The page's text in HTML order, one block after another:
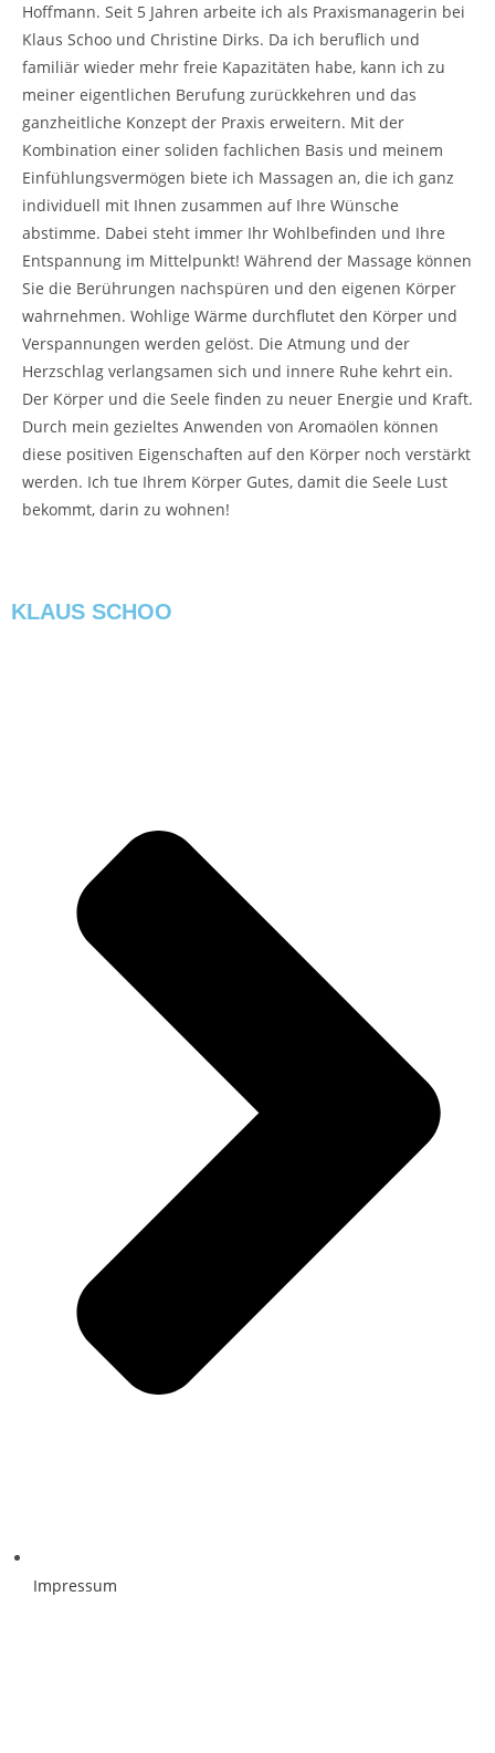
Hoffmann. Seit 5 Jahren arbeite ich als Praxismanagerin bei
Klaus Schoo und Christine Dirks. Da ich beruflich und
familiär wieder mehr freie Kapazitäten habe, kann ich zu
meiner eigentlichen Berufung zurückkehren und das
ganzheitliche Konzept der Praxis erweitern. Mit der
Kombination einer soliden fachlichen Basis und meinem
Einfühlungsvermögen biete ich Massagen an, die ich ganz
individuell mit Ihnen zusammen auf Ihre Wünsche
abstimme. Dabei steht immer Ihr Wohlbefinden und Ihre
Entspannung im Mittelpunkt! Während der Massage können
Sie die Berührungen nachspüren und den eigenen Körper
wahrnehmen. Wohlige Wärme durchflutet den Körper und
Verspannungen werden gelöst. Die Atmung und der
Herzschlag verlangsamen sich und innere Ruhe kehrt ein.
Der Körper und die Seele finden zu neuer Energie und Kraft.
Durch mein gezieltes Anwenden von Aromaölen können
diese positiven Eigenschaften auf den Körper noch verstärkt
werden. Ich tue Ihrem Körper Gutes, damit die Seele Lust
bekommt, darin zu wohnen!
KLAUS SCHOO
Impressum